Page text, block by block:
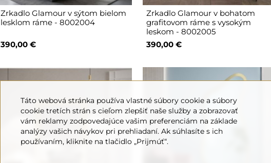
Zrkadlo Glamour v sýtom bielom
lesklom ráme - 8002004
390,00 €
Zrkadlo Glamour v bohatom
grafitovom ráme s vysokým
leskom - 8002005
390,00 €
Táto webová stránka používa vlastné súbory cookie a súbory
cookie tretích strán s cieľom zlepšiť naše služby a zobrazovať
vám reklamy zodpovedajúce vašim preferenciám na základe
analýzy vašich návykov pri prehliadaní. Ak súhlasíte s ich
používaním, kliknite na tlačidlo „Prijmúť“.